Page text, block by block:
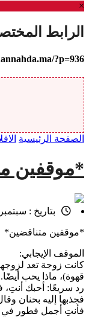
×
الرابط
?p=936
الصفحة الرئيسية
*موقفين
بتاريخ : سبتمبر 20, 2024 - 7:58 م
*موقفين متناقضين*
الموقف الإيجابي:
كانت زوجة تعد
قهوة)، ماذا يحب
رد سريعًا: أحبك
فجذبها إليه بحنان
فأنتِ أجمل فطور في